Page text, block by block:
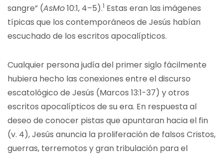
sangre” (AsMo10:1, 4–5).1 Estas eran las imágenes
típicas que los contemporáneos de Jesús habían
escuchado de los escritos apocalípticos.
Cualquier persona judía del primer siglo fácilmente
hubiera hecho las conexiones entre el discurso
escatológico de Jesús (Marcos 13:1-37) y otros
escritos apocalípticos de su era. En respuesta al
deseo de conocer pistas que apuntaran hacia el fin
(v. 4), Jesús anuncia la proliferación de falsos Cristos,
guerras, terremotos y gran tribulación para el